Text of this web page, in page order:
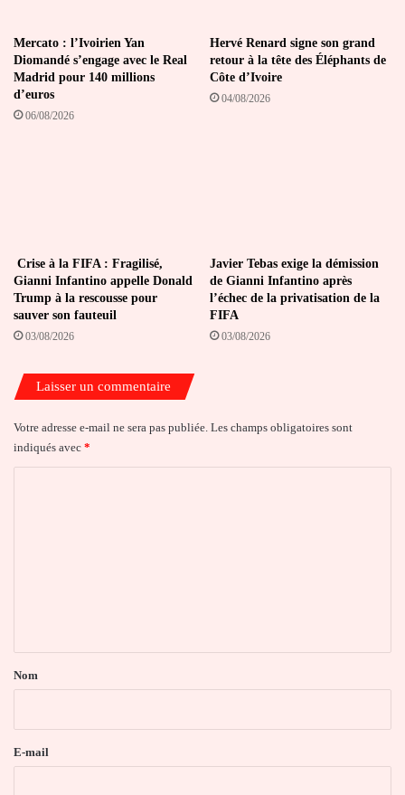
RDC
Mercato : l’Ivoirien Yan
Diomandé s’engage avec le Real
Madrid pour 140 millions
d’euros
06/08/2026
Hervé Renard signe son grand
retour à la tête des Éléphants de
Côte d’Ivoire
04/08/2026
Crise à la FIFA : Fragilisé,
Gianni Infantino appelle Donald
Trump à la rescousse pour
sauver son fauteuil
03/08/2026
Javier Tebas exige la démission
de Gianni Infantino après
l’échec de la privatisation de la
FIFA
03/08/2026
Laisser un commentaire
Votre adresse e-mail ne sera pas publiée. Les champs obligatoires sont
indiqués avec *
a
e
Nom
E-mail